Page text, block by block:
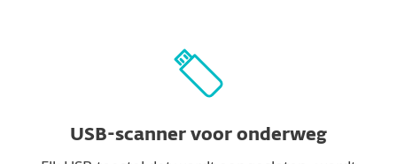
USB-scanner voor onderweg